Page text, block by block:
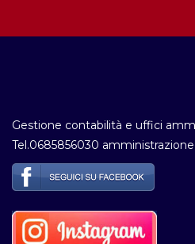
Gestione contabilità e uffici
Tel.0685856030